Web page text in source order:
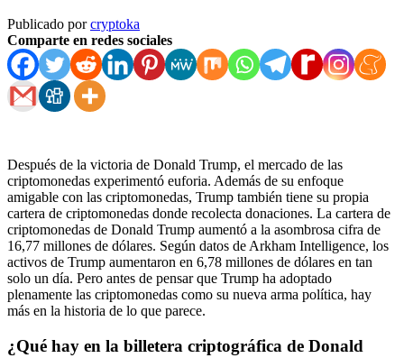
Publicado porcryptoka
Comparte en redes sociales
Después de la victoria de Donald Trump, el mercado de las
criptomonedas experimentó euforia. Además de su enfoque
amigable con las criptomonedas, Trump también tiene su propia
cartera de criptomonedas donde recolecta donaciones. La cartera de
criptomonedas de Donald Trump aumentó a la asombrosa cifra de
16,77 millones de dólares. Según datos de Arkham Intelligence, los
activos de Trump aumentaron en 6,78 millones de dólares en tan
solo un día. Pero antes de pensar que Trump ha adoptado
plenamente las criptomonedas como su nueva arma política, hay
más en la historia de lo que parece.
¿Qué hay en la billetera criptográfica de Donald